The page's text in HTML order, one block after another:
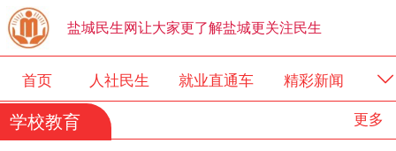
盐城民生网让大家更了解盐城更关注民生
首页 人社民生 就业直通车 精彩新闻
关于我们 科教文卫
学校教育 更多